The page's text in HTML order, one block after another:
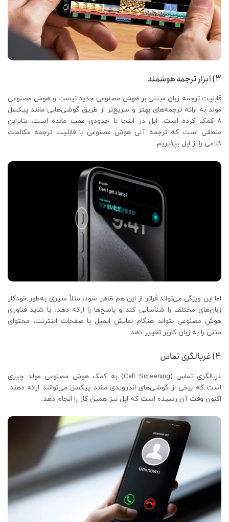
۳) ابزار ترجمه هوشمند
قابلیت ترجمه زبان مبتنی بر هوش مصنوعی جدید نیست و هوش مصنوعی
مولد به ارائه ترجمه‌های بهتر و سریع‌تر از طریق گوشی‌هایی مانند پیکسل
۸ کمک کرده است. اپل در اینجا تا حدودی عقب مانده است، بنابراین
منطقی است که ترجمه آنی هوش مصنوعی با قابلیت ترجمه مکالمات
کلامی را از اپل بپذیریم.
اما این ویژگی می‌تواند فراتر از این هم ظاهر شود، مثلاً سیری به‌طور خودکار
زبان‌های مختلف را شناسایی کند و پاسخ‌ها را ارائه ‌دهد. یا شاید فناوری
هوش مصنوعی بتواند هنگام نمایش ایمیل یا صفحات اینترنت، محتوای
متنی را به زبان کاربر تغییر دهد.
4) غربالگری تماس
غربالگری تماس (Call Screening) به کمک هوش مصنوعی مولد چیزی
است که برخی از گوشی‌های اندرویدی مانند پیکسل می‌توانند ارائه دهند.
اکنون وقت آن رسیده است که اپل نیز همین کار را انجام دهد.